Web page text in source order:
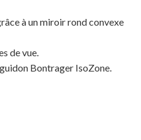
à un miroir rond convexe
de vue.
guidon Bontrager IsoZone.